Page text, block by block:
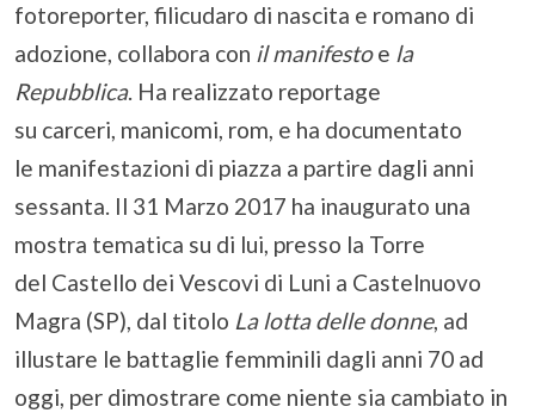
fotoreporter, filicudaro di nascita e romano di
adozione, collabora con il manifestoe la
Repubblica. Ha realizzato reportage
su carceri, manicomi, rom, e ha documentato
le manifestazioni di piazza a partire dagli anni
sessanta. Il 31 Marzo 2017 ha inaugurato una
mostra tematica su di lui, presso la Torre
del Castello dei Vescovi di Luni a Castelnuovo
Magra (SP), dal titolo La lotta delle donne, ad
illustare le battaglie femminili dagli anni 70 ad
oggi, per dimostrare come niente sia cambiato in